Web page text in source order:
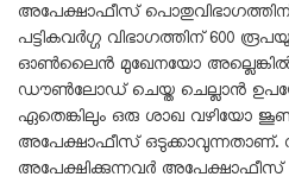
അപേക്ഷാഫീസ് പൊതുവിഭാഗത്തിന്
പട്ടികവർഗ്ഗ വിഭാഗത്തിന് 600
ഓൺലൈൻ മുഖേനയോ അല്ലെങ്കിൽ
ഡൗൺലോഡ് ചെയ്ത ചെല്ലാൻ
ഏതെങ്കിലും ഒരു ശാഖ വഴിയോ
അപേക്ഷാഫീസ് ഒടുക്കാവുന്നതാണ്.
അപേക്ഷിക്കുന്നവർ അപേക്ഷാഫീസ്